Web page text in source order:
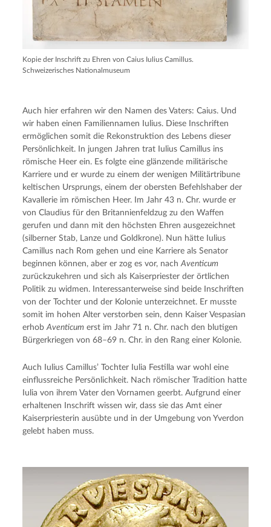
Kopie der Inschrift zu Ehren von Caius Iulius Camillus.
Schweizerisches Nationalmuseum
Auch hier erfahren wir den Namen des Vaters: Caius. Und
wir haben einen Familiennamen Iulius. Diese Inschriften
ermöglichen somit die Rekonstruktion des Lebens dieser
Persönlichkeit. In jungen Jahren trat Iulius Camillus ins
römische Heer ein. Es folgte eine glänzende militärische
Karriere und er wurde zu einem der wenigen Militärtribune
keltischen Ursprungs, einem der obersten Befehlshaber der
Kavallerie im römischen Heer. Im Jahr 43 n. Chr. wurde er
von Claudius für den Britannienfeldzug zu den Waffen
gerufen und dann mit den höchsten Ehren ausgezeichnet
(silberner Stab, Lanze und Goldkrone). Nun hätte Iulius
Camillus nach Rom gehen und eine Karriere als Senator
beginnen können, aber er zog es vor, nachAventicum
zurückzukehren und sich als Kaiserpriester der örtlichen
Politik zu widmen. Interessanterweise sind beide Inschriften
von der Tochter und der Kolonie unterzeichnet. Er musste
somit im hohen Alter verstorben sein, denn Kaiser Vespasian
erhobAventicum erst im Jahr 71 n. Chr. nach den blutigen
Bürgerkriegen von 68–69 n. Chr. in den Rang einer Kolonie.
Auch Iulius Camillus’ Tochter Iulia Festilla war wohl eine
einflussreiche Persönlichkeit. Nach römischer Tradition hatte
Iulia von ihrem Vater den Vornamen geerbt. Aufgrund einer
erhaltenen Inschrift wissen wir, dass sie das Amt einer
Kaiserpriesterin ausübte und in der Umgebung von Yverdon
gelebt haben muss.